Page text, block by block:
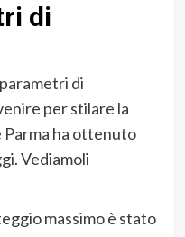
di
di
per stilare la
Parma ha ottenuto
Vediamoli
massimo è stato